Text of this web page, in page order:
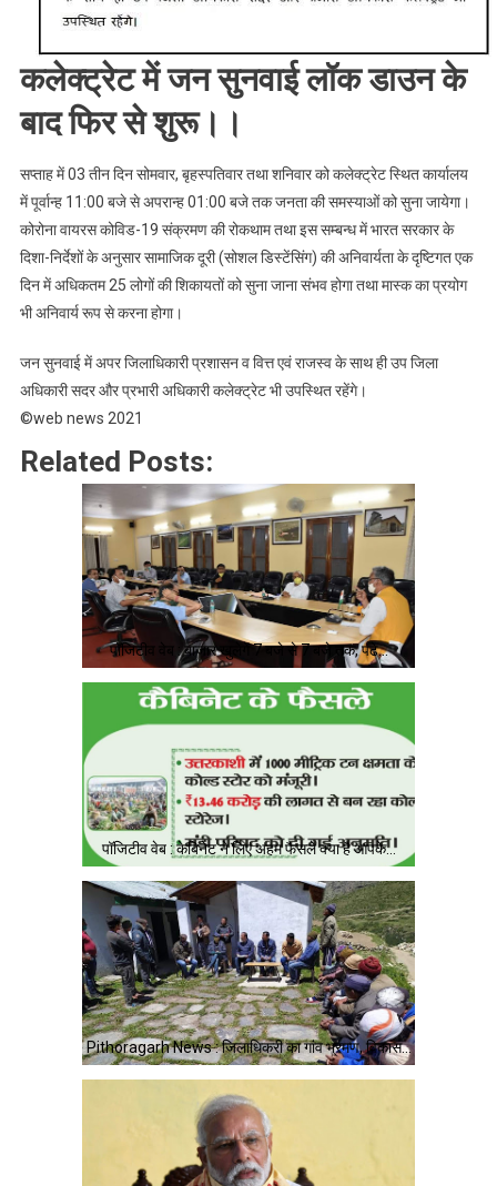
बार
हुई
प्रारम्भ
है
नये
News
कलेक्ट्रेट में जन सुनवाई लॉक डाउन के
बाद फिर से शुरू।।
सप्ताह में 03 तीन दिन सोमवार, बृहस्पतिवार तथा शनिवार को कलेक्ट्रेट स्थित कार्यालय
में पूर्वान्ह 11:00 बजे से अपरान्ह 01:00 बजे तक जनता की समस्याओं को सुना जायेगा।
कोरोना वायरस कोविड-19 संक्रमण की रोकथाम तथा इस सम्बन्ध में भारत सरकार के
दिशा-निर्देशों के अनुसार सामाजिक दूरी (सोशल डिस्टेंसिंग) की अनिवार्यता के दृष्टिगत एक
दिन में अधिकतम 25 लोगों की शिकायतों को सुना जाना संभव होगा तथा मास्क का प्रयोग
भी अनिवार्य रूप से करना होगा।
जन सुनवाई में अपर जिलाधिकारी प्रशासन व वित्त एवं राजस्व के साथ ही उप जिला
अधिकारी सदर और प्रभारी अधिकारी कलेक्ट्रेट भी उपस्थित रहेंगे।
©web news 2021
Related Posts:
पॉजिटीव वेब : बाजार खुलेगें 7 बजे से 7 बजे तक, पढे…
पॉजिटीव वेब : केबिनेट ने लिए अहम फैसले क्या है आपके…
Pithoragarh News : जिलाधिकरी का गांव भ्रमण, विकास…